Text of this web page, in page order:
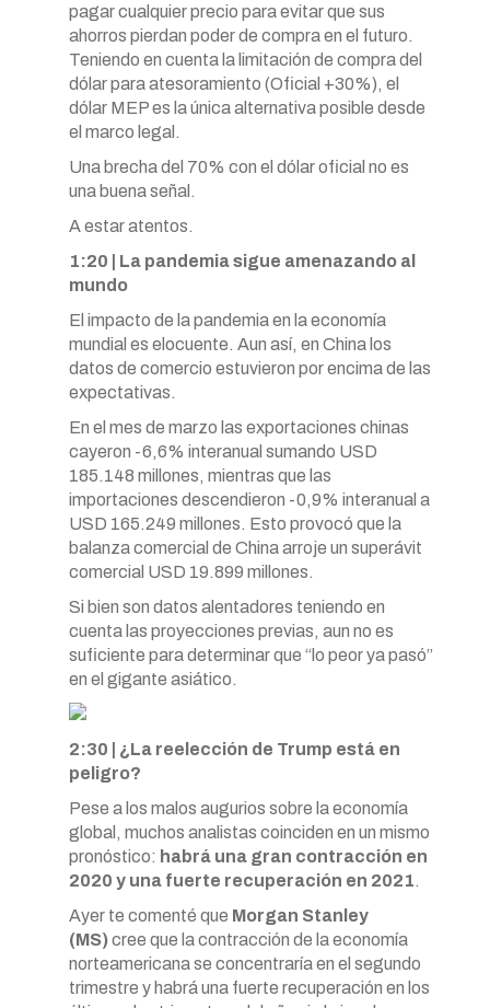
pagar cualquier precio para evitar que sus
ahorros pierdan poder de compra en el futuro.
Teniendo en cuenta la limitación de compra del
dólar para atesoramiento (Oficial +30%), el
dólar MEP es la única alternativa posible desde
el marco legal.
Una brecha del 70% con el dólar oficial no es
una buena señal.
A estar atentos.
1:20 | La pandemia sigue amenazando al
mundo
El impacto de la pandemia en la economía
mundial es elocuente. Aun así, en China los
datos de comercio estuvieron por encima de las
expectativas.
En el mes de marzo las exportaciones chinas
cayeron -6,6% interanual sumando USD
185.148 millones, mientras que las
importaciones descendieron -0,9% interanual a
USD 165.249 millones. Esto provocó que la
balanza comercial de China arroje un superávit
comercial USD 19.899 millones.
Si bien son datos alentadores teniendo en
cuenta las proyecciones previas, aun no es
suficiente para determinar que “lo peor ya pasó”
en el gigante asiático.
2:30 | ¿La reelección de Trump está en
peligro?
Pese a los malos augurios sobre la economía
global, muchos analistas coinciden en un mismo
pronóstico: habrá una gran contracción en
2020 y una fuerte recuperación en 2021.
Ayer te comenté que Morgan Stanley
(MS)cree que la contracción de la economía
norteamericana se concentraría en el segundo
trimestre y habrá una fuerte recuperación en los